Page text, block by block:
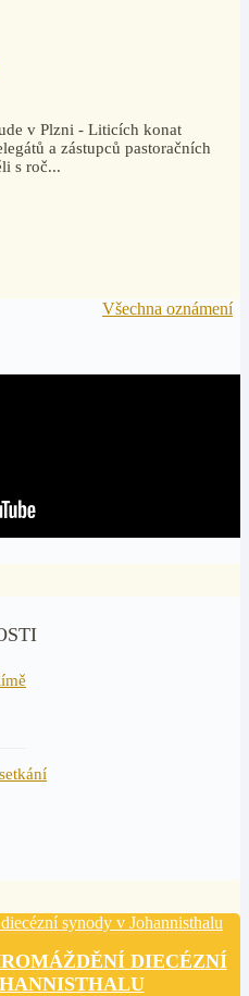
v Plzni - Liticích konat
a zástupců pastoračních
s roč...
Všechna oznámení
DIECÉZNÍ